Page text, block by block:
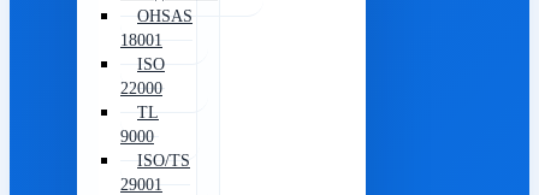
OHSAS
18001
ISO
22000
TL
9000
ISO/TS
29001